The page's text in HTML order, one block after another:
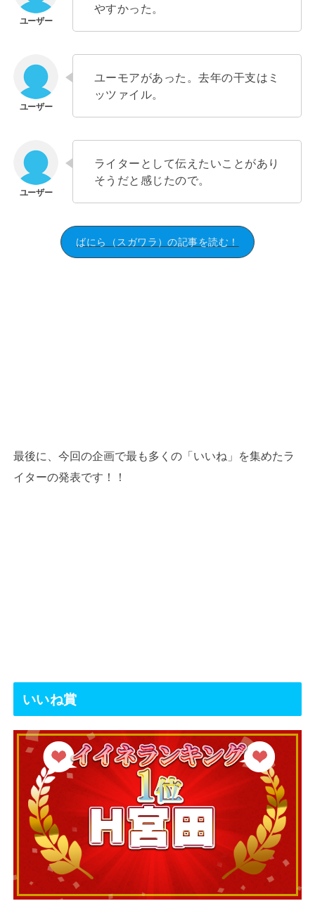
やすかった。
ユーモアがあった。去年の干支はミ
ッツァイル。
ライターとして伝えたいことがあり
そうだと感じたので。
ばにら（スガワラ）の記事を読む！
最後に、今回の企画で最も多くの「いいね」を集めたラ
イターの発表です！！
いいね賞